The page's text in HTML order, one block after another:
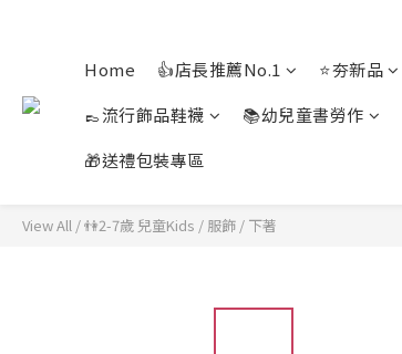
Home 👍店長推薦No.1 ⭐夯新品
👞流行飾品鞋襪
📚幼兒童書勞作
🎁送禮包裝專區
View All /👫2-7歲 兒童Kids / 服飾 / 下著